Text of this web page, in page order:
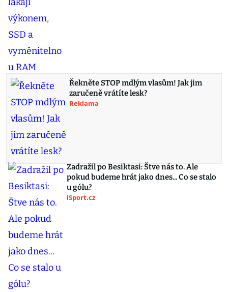
Řekněte STOP mdlým vlasům! Jak jim
zaručeně vrátíte lesk?
Reklama
Zadražil po Besiktasi: Štve nás to. Ale
pokud budeme hrát jako dnes... Co se stalo
u gólu?
iSport.cz